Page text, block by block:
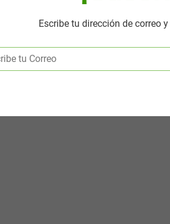
Escribe tu dirección de correo